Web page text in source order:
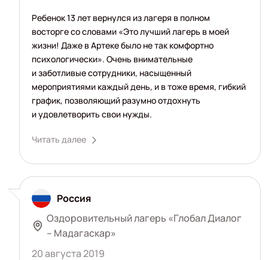
Ребенок 13 лет вернулся из лагеря в полном
восторге со словами «Это лучший лагерь в моей
жизни! Даже в Артеке было не так комфортно
психологически». Очень внимательные
и заботливые сотрудники, насыщенный
мероприятиями каждый день, и в тоже время, гибкий
график, позволяющий разумно отдохнуть
и удовлетворить свои нужды.
Читать далее
Россия
Оздоровительный лагерь «Глобал Диалог
– Мадагаскар»
20 августа 2019